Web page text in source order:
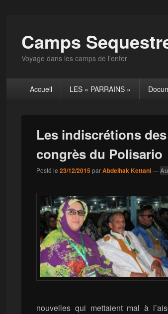
Camps
Voyage dans les camps de l'enfer
principalAccueil LES « PARRAINS »
Les indiscrétions
congrès du Polisario
Posté le 23/12/2015parAbdelhak Kettani—
nouvelles qui mettaient mal à